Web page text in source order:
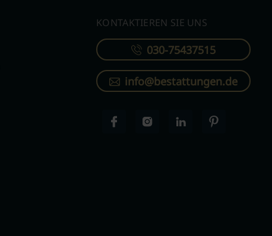
KONTAKTIEREN SIE UNS
030-75437515
info@bestattungen.de